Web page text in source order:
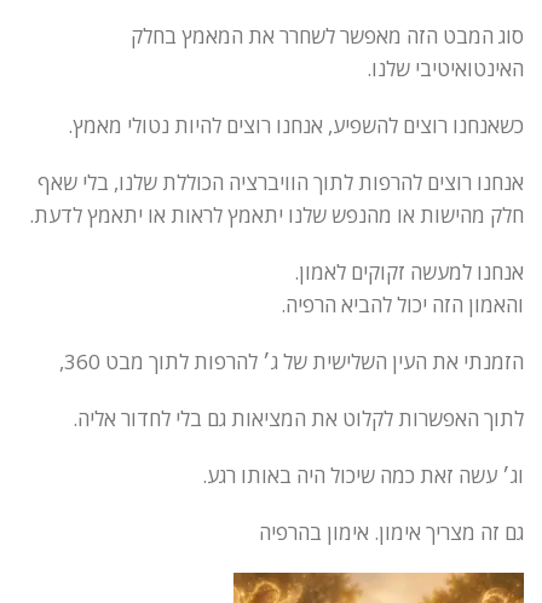
סוג המבט הזה מאפשר לשחרר את המאמץ בחלק
האינטואיטיבי שלנו.
כשאנחנו רוצים להשפיע, אנחנו רוצים להיות נטולי מאמץ.
אנחנו רוצים להרפות לתוך הוויברציה הכוללת שלנו, בלי שאף
חלק מהישות או מהנפש שלנו יתאמץ לראות או יתאמץ לדעת.
אנחנו למעשה זקוקים לאמון.
והאמון הזה יכול להביא הרפיה.
הזמנתי את העין השלישית של ג׳ להרפות לתוך מבט 360,
לתוך האפשרות לקלוט את המציאות גם בלי לחדור אליה.
וג׳ עשה זאת כמה שיכול היה באותו רגע.
גם זה מצריך אימון. אימון בהרפיה